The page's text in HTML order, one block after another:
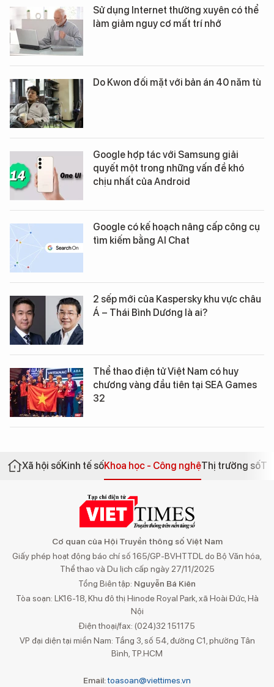
Sử dụng Internet thường xuyên có thể
làm giảm nguy cơ mất trí nhớ
Do Kwon đối mặt với bản án 40 năm tù
Google hợp tác với Samsung giải
quyết một trong những vấn đề khó
chịu nhất của Android
Google có kế hoạch nâng cấp công cụ
tìm kiếm bằng AI Chat
2 sếp mới của Kaspersky khu vực châu
Á – Thái Bình Dương là ai?
Thể thao điện tử Việt Nam có huy
chương vàng đầu tiên tại SEA Games
32
Xã hội sốKinh tế sốKhoa học - Công nghệThị trường số
Cơ quan của Hội Truyền thông số Việt Nam
Giấy phép hoạt động báo chí số 165/GP-BVHTTDL do Bộ Văn hóa,
Thể thao và Du lịch cấp ngày 27/11/2025
Tổng Biên tập: Nguyễn Bá Kiên
Tòa soạn: LK16-18, Khu đô thị Hinode Royal Park, xã Hoài Đức, Hà
Nội
Điện thoại/fax: (024)32 151175
VP đại diện tại miền Nam: Tầng 3, số 54, đường C1, phường Tân
Bình, TP.HCM
Email:toasoan@viettimes.vn